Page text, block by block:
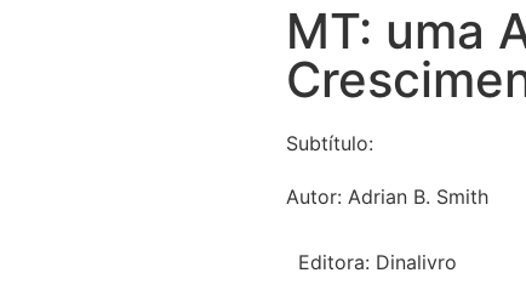
MT: uma
Subtítulo:
Autor: Adrian B. Smith
Editora: Dinalivro